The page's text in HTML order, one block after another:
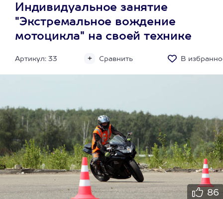
Индивидуальное занятие
"Экстремальное вождение
мотоцикла" на своей технике
Артикул: 33 Сравнить В
86